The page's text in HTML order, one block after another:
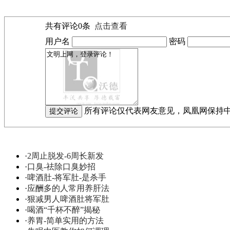
共有评论0条
点击查看
用户名
密码
所有评论仅代表网友意见，凤凰网保持中
·2周止脱发-6周长新发
·口臭-祛除口臭妙招
·啤酒肚-将军肚-是杀手
·应酬多的人常用养肝法
·狠减男人啤酒肚将军肚
·喝酒“千杯不醉”揭秘
·养胃-简单实用的方法